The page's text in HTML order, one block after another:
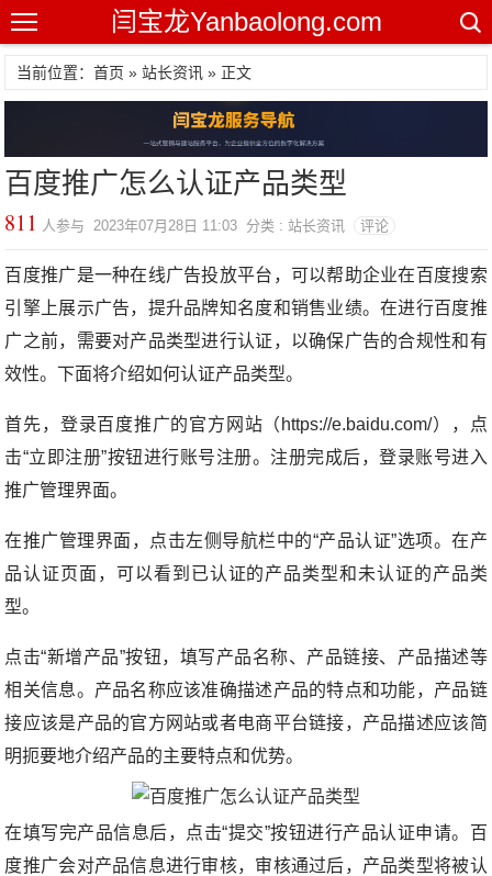
闫宝龙Yanbaolong.com
当前位置：首页 »站长资讯 » 正文
百度推广怎么认证产品类型
811 人参与 2023年07月28日 11:03 分类 : 站长资讯 评论
百度推广是一种在线广告投放平台，可以帮助企业在百度搜索
引擎上展示广告，提升品牌知名度和销售业绩。在进行百度推
广之前，需要对产品类型进行认证，以确保广告的合规性和有
效性。下面将介绍如何认证产品类型。
首先，登录百度推广的官方网站（https://e.baidu.com/），点
击“立即注册”按钮进行账号注册。注册完成后，登录账号进入
推广管理界面。
在推广管理界面，点击左侧导航栏中的“产品认证”选项。在产
品认证页面，可以看到已认证的产品类型和未认证的产品类
型。
点击“新增产品”按钮，填写产品名称、产品链接、产品描述等
相关信息。产品名称应该准确描述产品的特点和功能，产品链
接应该是产品的官方网站或者电商平台链接，产品描述应该简
明扼要地介绍产品的主要特点和优势。
在填写完产品信息后，点击“提交”按钮进行产品认证申请。百
度推广会对产品信息进行审核，审核通过后，产品类型将被认